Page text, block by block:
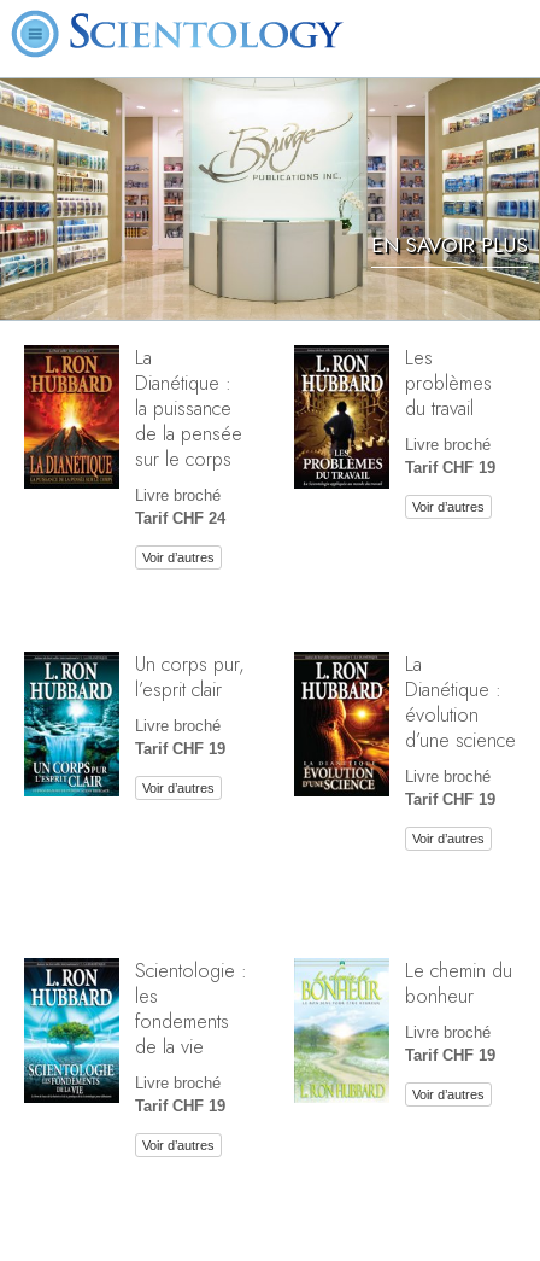
EN SAVOIR PLUS
La
Dianétique :
la puissance
de la pensée
sur le corps
Livre broché
Tarif CHF 24
Voir d’autres
Les
problèmes
du travail
Livre broché
Tarif CHF 19
Voir d’autres
Un corps pur,
l’esprit clair
Livre broché
Tarif CHF 19
Voir d’autres
La
Dianétique :
évolution
d’une science
Livre broché
Tarif CHF 19
Voir d’autres
Scientologie :
les
fondements
de la vie
Livre broché
Tarif CHF 19
Voir d’autres
Le chemin du
bonheur
Livre broché
Tarif CHF 19
Voir d’autres